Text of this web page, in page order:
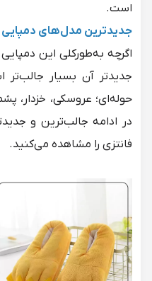
است.
جدیدترین مدل‌های دمپایی
اگرچه به‌طورکلی این
جدیدتر آن بسیار
حوله‌ای؛ عروسکی، خزدار،
در ادامه جالب‌ترین و
فانتزی را مشاهده می‌کنید.